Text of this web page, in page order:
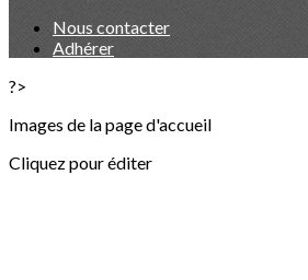
Nous contacter
Adhérer
?>
Images de la page d'accueil
Cliquez pour éditer